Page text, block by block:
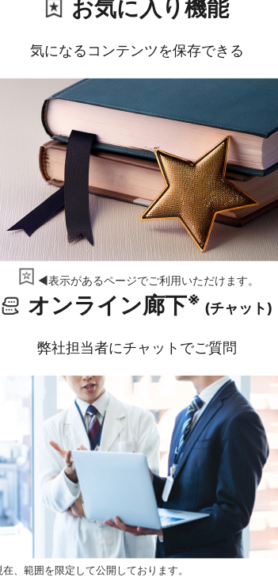
お気に入り機能
気になるコンテンツを保存できる
◀表示があるページでご利用いただけます。
オンライン廊下※ (チャット)
弊社担当者にチャットでご質問
、範囲を限定して公開しております。